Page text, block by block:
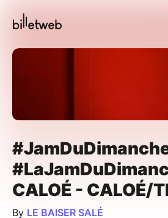
CALOÉ - CALOÉ/
By LE BAISER SALÉ